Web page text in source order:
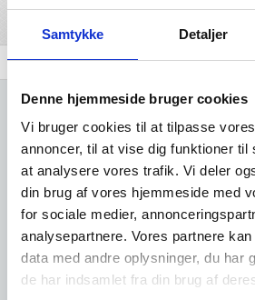
Samtykke Detaljer
Denne hjemmeside bruger cookies
Vi bruger cookies til at tilpasse
annoncer, til at vise dig funktioner til
at analysere vores trafik. Vi deler
din brug af vores hjemmeside med
for sociale medier,
analysepartnere. Vores partnere
data med andre oplysninger, du har
de har indsamlet fra din brug af
Del på linkedIn Del på
Branchen Udvidet brancheanalyse
Kun